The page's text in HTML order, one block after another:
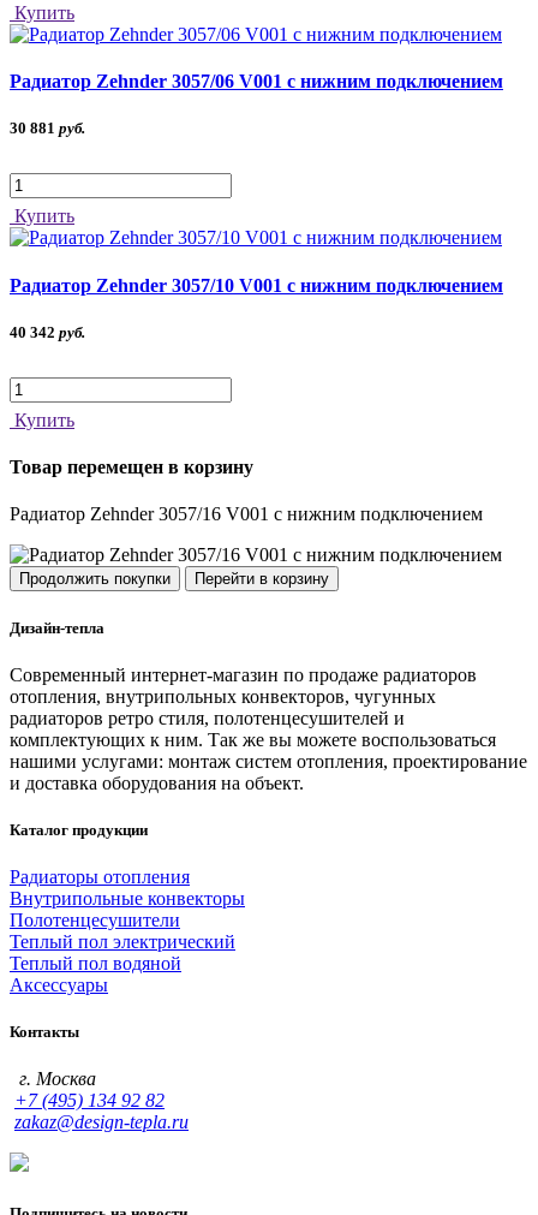
Купить
Радиатор Zehnder 3057/06 V001 с нижним подключением
30 881 руб.
Купить
Радиатор Zehnder 3057/10 V001 с нижним подключением
40 342 руб.
Купить
Товар перемещен в корзину
Радиатор Zehnder 3057/16 V001 с нижним подключением
Продолжить покупки Перейти в корзину
Дизайн-тепла
Современный интернет-магазин по продаже радиаторов
отопления, внутрипольных конвекторов, чугунных
радиаторов ретро стиля, полотенцесушителей и
комплектующих к ним. Так же вы можете воспользоваться
нашими услугами: монтаж систем отопления, проектирование
и доставка оборудования на объект.
Каталог продукции
Радиаторы отопления
Внутрипольные конвекторы
Полотенцесушители
Теплый пол электрический
Теплый пол водяной
Аксессуары
Контакты
г. Москва
+7 (495) 134 92 82
zakaz@design-tepla.ru